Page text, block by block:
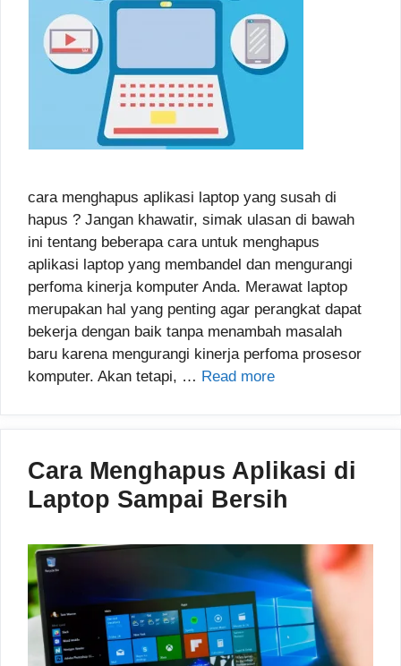
cara menghapus aplikasi laptop yang susah di
hapus ? Jangan khawatir, simak ulasan di bawah
ini tentang beberapa cara untuk menghapus
aplikasi laptop yang membandel dan mengurangi
perfoma kinerja komputer Anda. Merawat laptop
merupakan hal yang penting agar perangkat dapat
bekerja dengan baik tanpa menambah masalah
baru karena mengurangi kinerja perfoma prosesor
komputer. Akan tetapi, … Read more
Cara Menghapus Aplikasi di
Laptop Sampai Bersih